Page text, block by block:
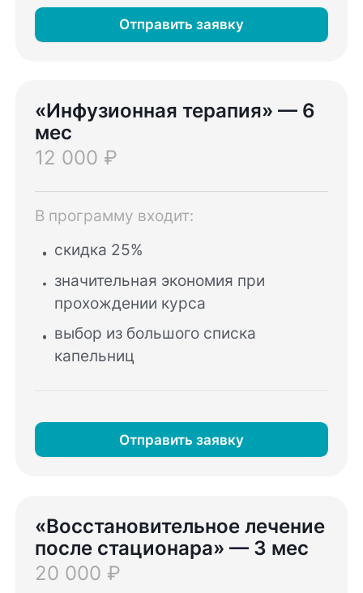
Отправить заявку
«Инфузионная терапия» — 6
мес
12 000 ₽
В программу входит:
скидка 25%
значительная экономия при
прохождении курса
выбор из большого списка
капельниц
Отправить заявку
«Восстановительное лечение
после стационара» — 3 мес
20 000 ₽